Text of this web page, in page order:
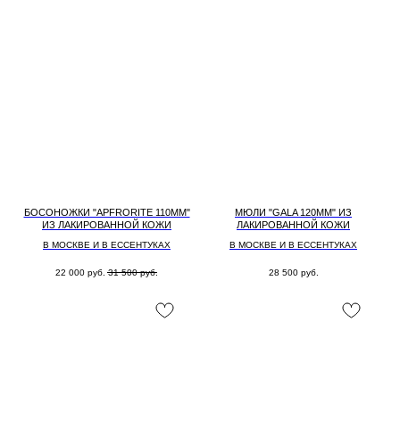
БОСОНОЖКИ "APFRORITE 110MM"
ИЗ ЛАКИРОВАННОЙ КОЖИ
В МОСКВЕ И В ЕССЕНТУКАХ
22 000 руб. 31 500 руб.
МЮЛИ "GALA 120MM" ИЗ
ЛАКИРОВАННОЙ КОЖИ
В МОСКВЕ И В ЕССЕНТУКАХ
28 500 руб.